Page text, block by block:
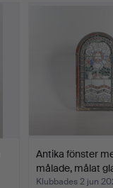
Antika fönster
målade, målat
Klubbades 2 jun